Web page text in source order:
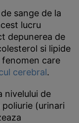
sange de la
lucru
depunerea de
si lipide
care
cerebral.
nivelului de
(urinari